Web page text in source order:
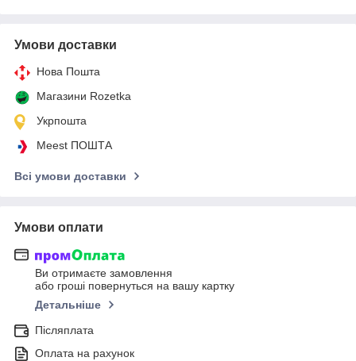
Умови доставки
Нова Пошта
Магазини Rozetka
Укрпошта
Meest ПОШТА
Всі умови доставки
Умови оплати
Ви отримаєте замовлення
або гроші повернуться на вашу картку
Детальніше
Післяплата
Оплата на рахунок